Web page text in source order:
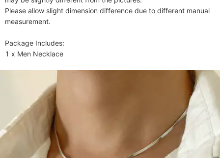
Please allow slight dimension difference due to different manual
measurement.
Package Includes:
1 x Men Necklace